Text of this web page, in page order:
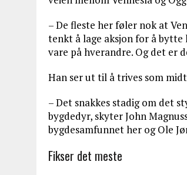
– De fleste her føler nok at
tenkt å lage aksjon for å bytte
vare på hverandre. Og det er
Han ser ut til å trives som
– Det snakkes stadig om det
bygdedyr, skyter John
bygdesamfunnet her og Ole
Fikser det meste